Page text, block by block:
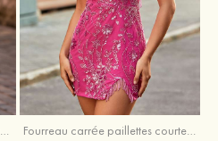
Fourreau carrée mousseline courte/mini robe de fête de la rentré avec volants Fourreau carrée paillettes courte/mini robe de fête de la rentrée